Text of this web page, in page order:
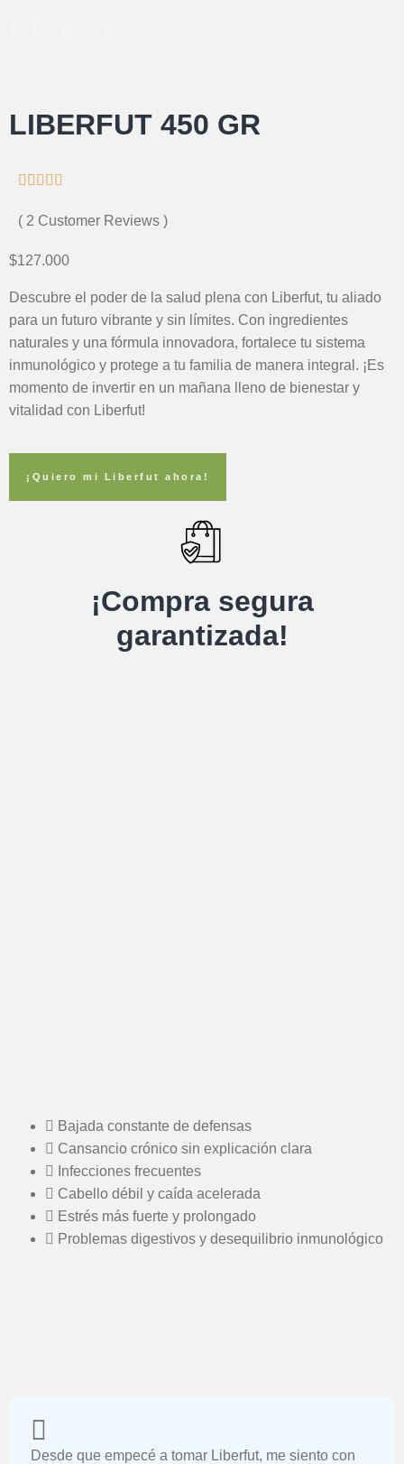
LIBERFUT 450 GR
    
( 2 Customer Reviews )
$127.000
Descubre el poder de la salud plena con Liberfut, tu aliado
para un futuro vibrante y sin límites. Con ingredientes
naturales y una fórmula innovadora, fortalece tu sistema
inmunológico y protege a tu familia de manera integral. ¡Es
momento de invertir en un mañana lleno de bienestar y
vitalidad con Liberfut!
¡Quiero mi Liberfut ahora!
¡Compra segura
garantizada!
Bajada constante de defensas
Cansancio crónico sin explicación clara
Infecciones frecuentes
Cabello débil y caída acelerada
Estrés más fuerte y prolongado
Problemas digestivos y desequilibrio inmunológico
Desde que empecé a tomar Liberfut, me siento con